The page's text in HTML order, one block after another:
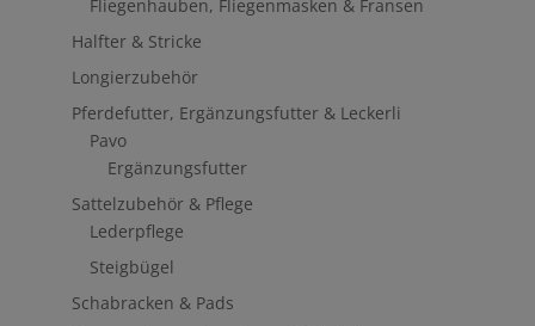
Fliegenhauben, Fliegenmasken & Fransen
Halfter & Stricke
Longierzubehör
Pferdefutter, Ergänzungsfutter & Leckerli
Pavo
Ergänzungsfutter
Sattelzubehör & Pflege
Lederpflege
Steigbügel
Schabracken & Pads